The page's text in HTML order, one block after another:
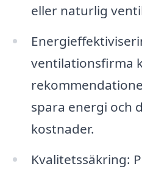
eller naturlig
ventilationsfirma
spara energi och
kostnader.
Kvalitetssäkring: